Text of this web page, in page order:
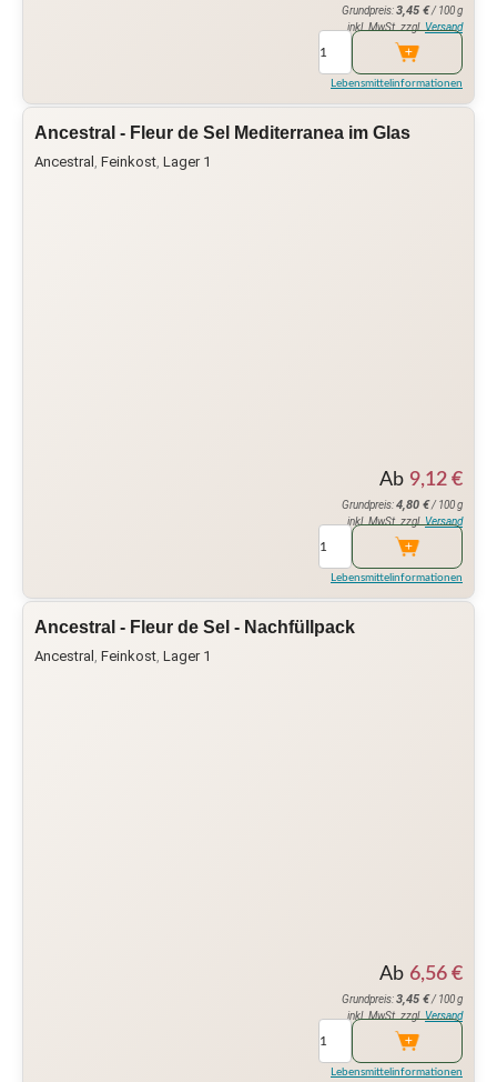
Grundpreis:3,45 €/ 100 g
inkl. MwSt. zzgl. Versand
Lebensmittelinformationen
Ancestral - Fleur de Sel Mediterranea im Glas
Ancestral , Feinkost, Lager 1
Ab 9,12 €
Grundpreis:4,80 €/ 100 g
inkl. MwSt. zzgl. Versand
Lebensmittelinformationen
Ancestral - Fleur de Sel - Nachfüllpack
Ancestral , Feinkost, Lager 1
Ab 6,56 €
Grundpreis:3,45 €/ 100 g
inkl. MwSt. zzgl. Versand
Lebensmittelinformationen